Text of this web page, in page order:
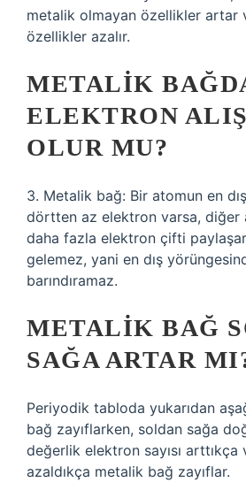
metalik olmayan özellikler artar
özellikler azalır.
METALIK
ELEKTRON
OLUR MU?
3. Metalik bağ: Bir atomun en
dörtten az elektron varsa, diğer
daha fazla elektron çifti
gelemez, yani en dış
barındıramaz.
METALIK BAĞ
SAĞA ARTAR
Periyodik tabloda yukarıdan
bağ zayıflarken, soldan sağa
değerlik elektron sayısı arttıkça
azaldıkça metalik bağ zayıflar.